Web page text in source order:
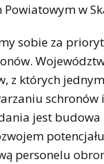
w
sobie za
z których
jest
personelu